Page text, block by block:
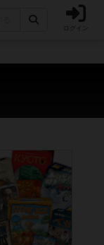
ログイン
れていないため、初めて
ど、ゲームコンセプトを絞
イスロール」はランダ